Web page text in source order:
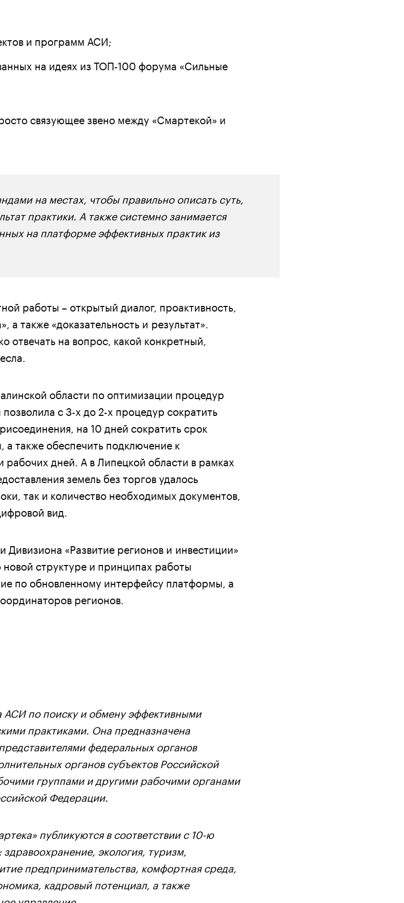
и программ АСИ;
на идеях из ТОП-100 форума «Сильные
связующее звено между «Смартекой» и
на местах, чтобы правильно описать суть,
практики. А также системно занимается
на платформе эффективных практик из
работы – открытый диалог, проактивность,
а также «доказательность и результат».
отвечать на вопрос, какой конкретный,
области по оптимизации процедур
с 3-х до 2-х процедур сократить
на 10 дней сократить срок
а также обеспечить подключение к
рабочих дней. А в Липецкой области в рамках
земель без торгов удалось
так и количество необходимых документов,
вид.
Дивизиона «Развитие регионов и инвестиции»
новой структуре и принципах работы
по обновленному интерфейсу платформы, а
регионов.
АСИ по поиску и обмену эффективными
практиками. Она предназначена
федеральных органов
органов субъектов Российской
группами и другими рабочими органами
Федерации.
публикуются в соответствии с 10-ю
экология, туризм,
предпринимательства, комфортная среда,
кадровый потенциал, а также